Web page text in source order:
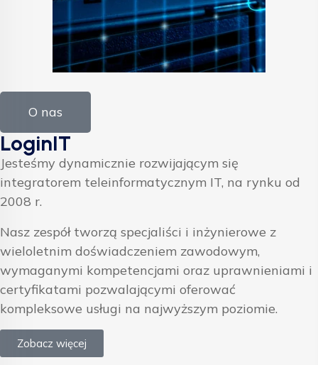
O nas
LoginIT
Jesteśmy dynamicznie rozwijającym się
integratorem teleinformatycznym IT, na rynku od
2008 r.
Nasz zespół tworzą specjaliści i inżynierowe z
wieloletnim doświadczeniem zawodowym,
wymaganymi kompetencjami oraz uprawnieniami i
certyfikatami pozwalającymi oferować
kompleksowe usługi na najwyższym poziomie.
Zobacz więcej